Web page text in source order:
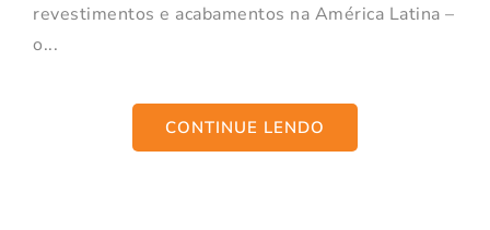
revestimentos e acabamentos na América Latina –
o...
CONTINUE LENDO